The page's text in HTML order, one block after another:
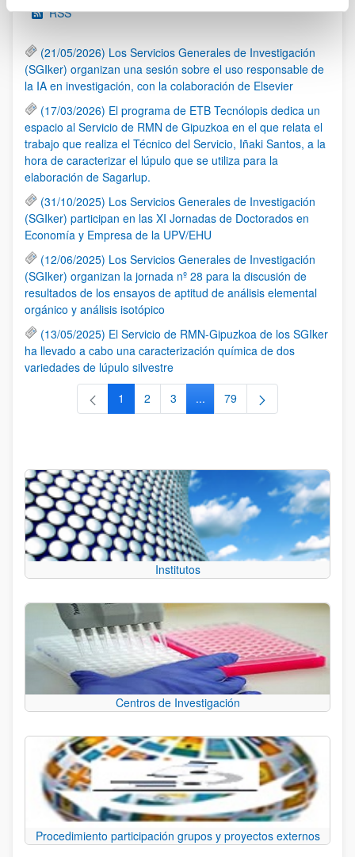
RSS
(21/05/2026) Los Servicios Generales de Investigación
(SGIker) organizan una sesión sobre el uso responsable de
la IA en investigación, con la colaboración de Elsevier
(17/03/2026) El programa de ETB Tecnólopis dedica un
espacio al Servicio de RMN de Gipuzkoa en el que relata el
trabajo que realiza el Técnico del Servicio, Iñaki Santos, a la
hora de caracterizar el lúpulo que se utiliza para la
elaboración de Sagarlup.
(31/10/2025) Los Servicios Generales de Investigación
(SGIker) participan en las XI Jornadas de Doctorados en
Economía y Empresa de la UPV/EHU
(12/06/2025) Los Servicios Generales de Investigación
(SGIker) organizan la jornada nº 28 para la discusión de
resultados de los ensayos de aptitud de análisis elemental
orgánico y análisis isotópico
(13/05/2025) El Servicio de RMN-Gipuzkoa de los SGIker
ha llevado a cabo una caracterización química de dos
variedades de lúpulo silvestre
Página
1 Página
2 Página
3 ...Páginas intermedias Use TAB
Página
79
Institutos
Centros de Investigación
Procedimiento participación grupos y proyectos externos